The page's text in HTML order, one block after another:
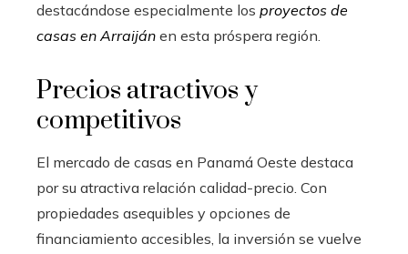
destacándose especialmente los proyectos de
casas en Arraiján en esta próspera región.
Precios atractivos y
competitivos
El mercado de casas en Panamá Oeste destaca
por su atractiva relación calidad-precio. Con
propiedades asequibles y opciones de
financiamiento accesibles, la inversión se vuelve